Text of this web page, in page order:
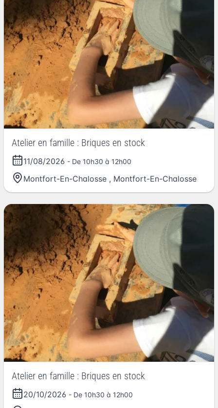
Atelier en famille : Briques en stock
11/08/2026 - De 10h30 à 12h00
Montfort-En-Chalosse , Montfort-En-Chalosse
Atelier en famille : Briques en stock
20/10/2026 - De 10h30 à 12h00